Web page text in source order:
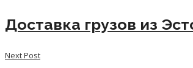
Доставка грузов из
Next Post